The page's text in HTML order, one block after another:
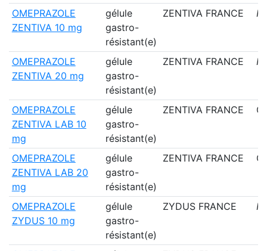
OMEPRAZOLE
ZENTIVA 10 mg
gélule
gastro-
résistant(e)
ZENTIVA FRANCE
OMEPRAZOLE
ZENTIVA 20 mg
gélule
gastro-
résistant(e)
ZENTIVA FRANCE
OMEPRAZOLE
ZENTIVA LAB 10
mg
gélule
gastro-
résistant(e)
ZENTIVA FRANCE
OMEPRAZOLE
ZENTIVA LAB 20
mg
gélule
gastro-
résistant(e)
ZENTIVA FRANCE
OMEPRAZOLE
ZYDUS 10 mg
gélule
gastro-
résistant(e)
ZYDUS FRANCE